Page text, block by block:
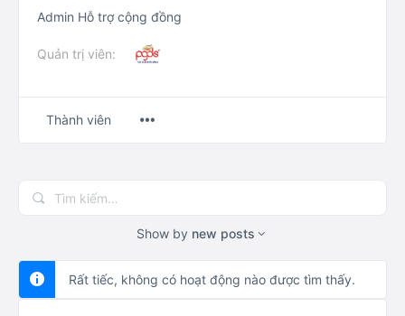
Admin Hỗ trợ cộng đồng
Quản trị viên:
Thành viên
Items
Tìm
kiếm…
Show by new posts
Rất tiếc, không có hoạt động nào được tìm thấy.